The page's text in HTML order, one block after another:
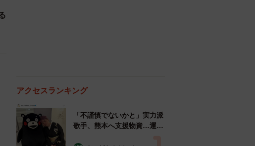
アクセスランキング
「不謹慎でないかと」実力派
歌手、熊本へ支援物資…運搬